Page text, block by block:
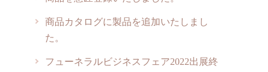
商品カタログに製品を追加いたしまし
た。
フューネラルビジネスフェア2022出展終